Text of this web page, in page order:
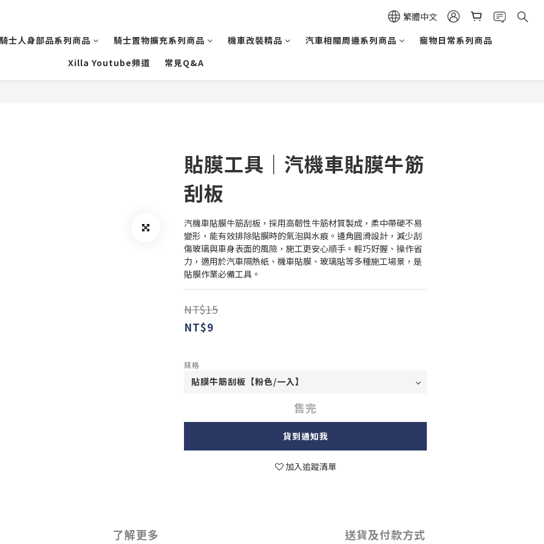
繁體中文
士人身部品系列商品
騎士置物擴充系列商品 機車改裝精品 汽車相關周邊系列商品
寵物日常系列商品
Xilla Youtube頻道
常見Q&A
貼膜工具｜汽機車貼膜牛筋
刮板
汽機車貼膜牛筋刮板，採用高韌性牛筋材質製成，柔中帶硬不易
變形，能有效排除貼膜時的氣泡與水痕。邊角圓滑設計，減少刮
傷玻璃與車身表面的風險，施工更安心順手。輕巧好握、操作省
力，適用於汽車隔熱紙、機車貼膜、玻璃貼等多種施工場景，是
貼膜作業必備工具。
NT$15
NT$9
規格
售完
貨到通知我
加入追蹤清單
了解更多 送貨及付款方式